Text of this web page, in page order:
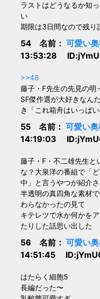
ラストはどうなるか知
い
期限は3日間なので残り
54 名前： 可愛い
13:53:28
>>48
藤子・F先生の先見の明
SF傑作選が大好きなん
き「これ箱舟はいっぱ
55 名前： 可愛い
14:19:03
藤子・F・不二雄先生と
な？大泉洋の番組で「
中」と言うやつが紹介
半透明の真四角な素材
わらなかったの見て
キテレツで水か何かを
たりした話思い出した
56 名前： 可愛い
14:51:45
はたらく細胞5
長編だった〜